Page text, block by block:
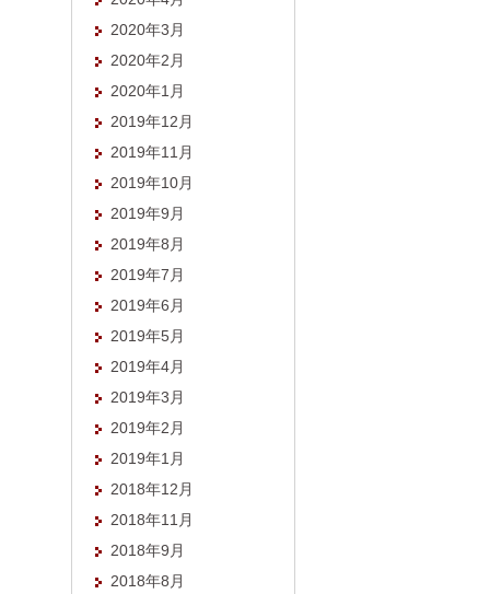
2020年3月
2020年2月
2020年1月
2019年12月
2019年11月
2019年10月
2019年9月
2019年8月
2019年7月
2019年6月
2019年5月
2019年4月
2019年3月
2019年2月
2019年1月
2018年12月
2018年11月
2018年9月
2018年8月